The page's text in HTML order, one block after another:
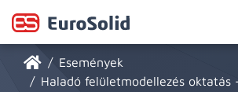
Események
Haladó felületmodellezés oktatás